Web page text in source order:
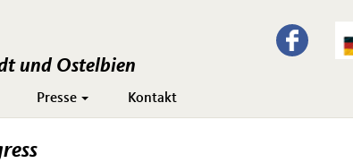
und Ostelbien
Presse Kontakt